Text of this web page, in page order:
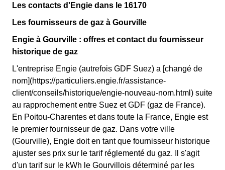
Les contacts d'Engie dans le 16170
Les fournisseurs de gaz à Gourville
Engie à Gourville : offres et contact du fournisseur
historique de gaz
L'entreprise Engie (autrefois GDF Suez) a [changé de
nom](https://particuliers.engie.fr/assistance-
client/conseils/historique/engie-nouveau-nom.html) suite
au rapprochement entre Suez et GDF (gaz de France).
En Poitou-Charentes et dans toute la France, Engie est
le premier fournisseur de gaz. Dans votre ville
(Gourville), Engie doit en tant que fournisseur historique
ajuster ses prix sur le tarif réglementé du gaz. Il s'agit
d'un tarif sur le kWh le Gourvillois déterminé par les